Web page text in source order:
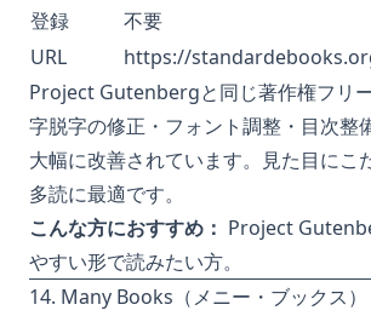
登録
不要
URL
https://
Project Gutenbergと同じ著作権フリ
字脱字の修正・フォント調整・目次整
大幅に改善されています。見た目にこ
多読に最適です。
こんな方におすすめ： Project
やすい形で読みたい方。
14. Many Books（メニー・ブックス）